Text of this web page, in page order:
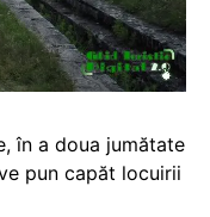
în a doua jumătate
pun capăt locuirii